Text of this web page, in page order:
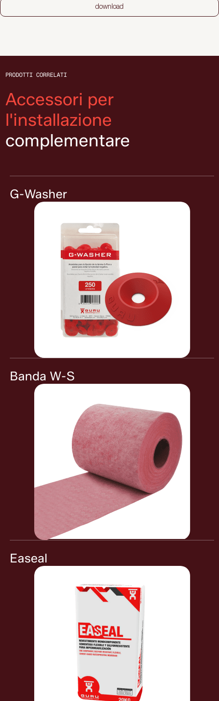
download
PRODOTTI CORRELATI
Accessori per
l'installazione
complementare
G-Washer
Banda W-S
Easeal